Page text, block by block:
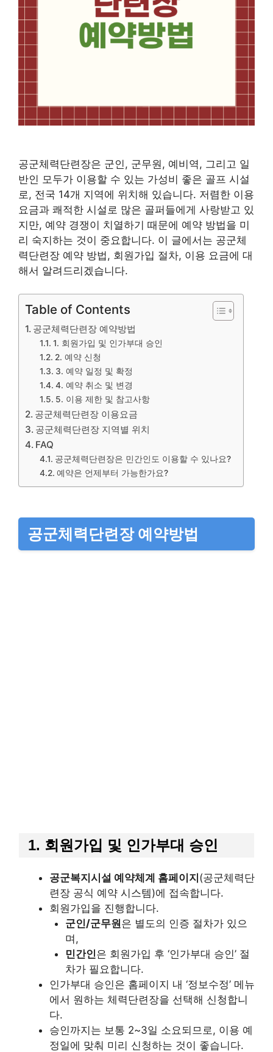
공군체력단련장은 군인, 군무원, 예비역, 그리고 일
반인 모두가 이용할 수 있는 가성비 좋은 골프 시설
로, 전국 14개 지역에 위치해 있습니다. 저렴한 이용
요금과 쾌적한 시설로 많은 골퍼들에게 사랑받고 있
지만, 예약 경쟁이 치열하기 때문에 예약 방법을 미
리 숙지하는 것이 중요합니다. 이 글에서는 공군체
력단련장 예약 방법, 회원가입 절차, 이용 요금에 대
해서 알려드리겠습니다.
Table of Contents
공군체력단련장 예약방법
1. 회원가입 및 인가부대 승인
2. 예약 신청
3. 예약 일정 및 확정
4. 예약 취소 및 변경
5. 이용 제한 및 참고사항
공군체력단련장 이용요금
공군체력단련장 지역별 위치
FAQ
공군체력단련장은 민간인도 이용할 수 있나요?
예약은 언제부터 가능한가요?
공군체력단련장 예약방법
1. 회원가입 및 인가부대 승인
공군복지시설 예약체계 홈페이지 (공군체력단
련장 공식 예약 시스템)에 접속합니다.
회원가입을 진행합니다.
군인/군무원은 별도의 인증 절차가 있으
며,
민간인은 회원가입 후 ‘인가부대 승인’ 절
차가 필요합니다.
인가부대 승인은 홈페이지 내 ‘정보수정’ 메뉴
에서 원하는 체력단련장을 선택해 신청합니
다.
승인까지는 보통 2~3일 소요되므로, 이용 예
정일에 맞춰 미리 신청하는 것이 좋습니다.